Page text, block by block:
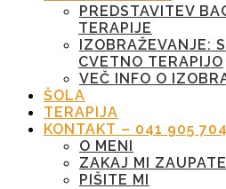
PREDSTAVITEV
TERAPIJE
IZOBRAŽEVANJE:
CVETNO TERAPIJO
VEČ INFO O
ŠOLA
TERAPIJA
KONTAKT – 041 905 704
O MENI
ZAKAJ MI ZAUPATE
PIŠITE MI